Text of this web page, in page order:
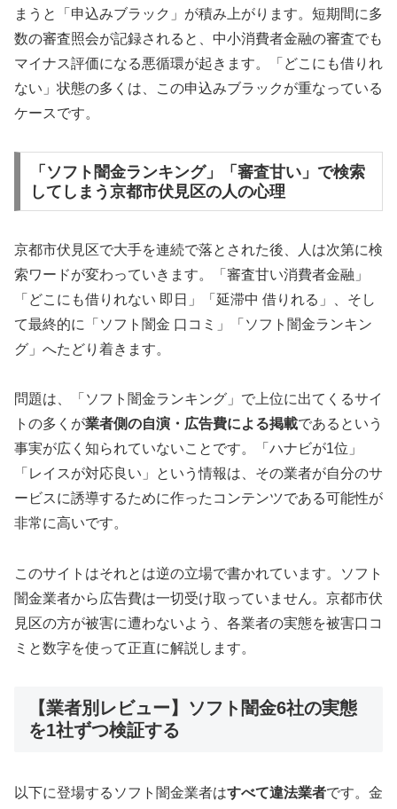
まうと「申込みブラック」が積み上がります。短期間に多
数の審査照会が記録されると、中小消費者金融の審査でも
マイナス評価になる悪循環が起きます。「どこにも借りれ
ない」状態の多くは、この申込みブラックが重なっている
ケースです。
「ソフト闇金ランキング」「審査甘い」で検索
してしまう京都市伏見区の人の心理
京都市伏見区で大手を連続で落とされた後、人は次第に検
索ワードが変わっていきます。「審査甘い消費者金融」
「どこにも借りれない 即日」「延滞中 借りれる」、そし
て最終的に「ソフト闇金 口コミ」「ソフト闇金ランキン
グ」へたどり着きます。
問題は、「ソフト闇金ランキング」で上位に出てくるサイ
トの多くが業者側の自演・広告費による掲載であるという
事実が広く知られていないことです。「ハナビが1位」
「レイスが対応良い」という情報は、その業者が自分のサ
ービスに誘導するために作ったコンテンツである可能性が
非常に高いです。
このサイトはそれとは逆の立場で書かれています。ソフト
闇金業者から広告費は一切受け取っていません。京都市伏
見区の方が被害に遭わないよう、各業者の実態を被害口コ
ミと数字を使って正直に解説します。
【業者別レビュー】ソフト闇金6社の実態
を1社ずつ検証する
以下に登場するソフト闇金業者はすべて違法業者です。金